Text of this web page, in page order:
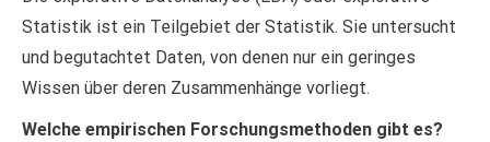
Statistik ist ein Teilgebiet der Statistik. Sie untersucht
und begutachtet Daten, von denen nur ein geringes
Wissen über deren Zusammenhänge vorliegt.
Welche empirischen Forschungsmethoden gibt es?